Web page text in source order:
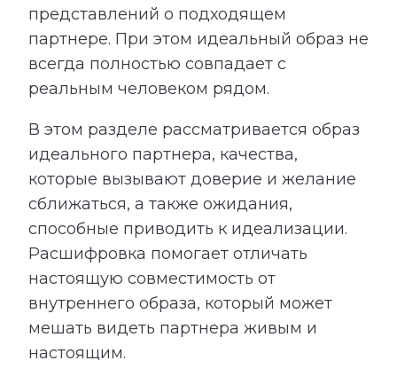
представлений о подходящем
партнере. При этом идеальный образ не
всегда полностью совпадает с
реальным человеком рядом.
В этом разделе рассматривается образ
идеального партнера, качества,
которые вызывают доверие и желание
сближаться, а также ожидания,
способные приводить к идеализации.
Расшифровка помогает отличать
настоящую совместимость от
внутреннего образа, который может
мешать видеть партнера живым и
настоящим.